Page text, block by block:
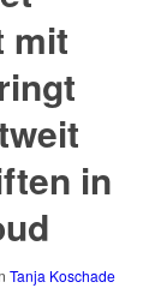
mit
in
Tanja Koschade